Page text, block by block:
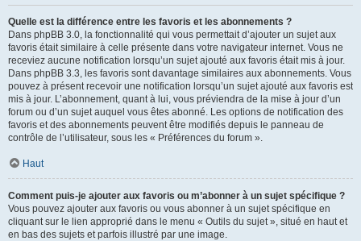
Quelle est la différence entre les favoris et les abonnements ?
Dans phpBB 3.0, la fonctionnalité qui vous permettait d’ajouter un sujet aux
favoris était similaire à celle présente dans votre navigateur internet. Vous ne
receviez aucune notification lorsqu’un sujet ajouté aux favoris était mis à jour.
Dans phpBB 3.3, les favoris sont davantage similaires aux abonnements. Vous
pouvez à présent recevoir une notification lorsqu’un sujet ajouté aux favoris est
mis à jour. L’abonnement, quant à lui, vous préviendra de la mise à jour d’un
forum ou d’un sujet auquel vous êtes abonné. Les options de notification des
favoris et des abonnements peuvent être modifiés depuis le panneau de
contrôle de l’utilisateur, sous les « Préférences du forum ».
Haut
Comment puis-je ajouter aux favoris ou m’abonner à un sujet spécifique ?
Vous pouvez ajouter aux favoris ou vous abonner à un sujet spécifique en
cliquant sur le lien approprié dans le menu « Outils du sujet », situé en haut et
en bas des sujets et parfois illustré par une image.